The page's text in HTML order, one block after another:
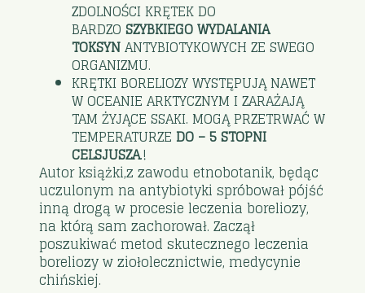
ZDOLNOŚCI KRĘTEK DO
BARDZOSZYBKIEGO WYDALANIA
TOKSYNANTYBIOTYKOWYCH ZE SWEGO
ORGANIZMU.
KRĘTKI BORELIOZY WYSTĘPUJĄ NAWET
W OCEANIE ARKTYCZNYM I ZARAŻAJĄ
TAM ŻYJĄCE SSAKI. MOGĄ PRZETRWAĆ W
TEMPERATURZE DO – 5 STOPNI
CELSJUSZA.!
Autor książki,z zawodu etnobotanik, będąc
uczulonym na antybiotyki spróbował pójść
inną drogą w procesie leczenia boreliozy,
na którą sam zachorował. Zaczął
poszukiwać metod skutecznego leczenia
boreliozy w ziołolecznictwie, medycynie
chińskiej.